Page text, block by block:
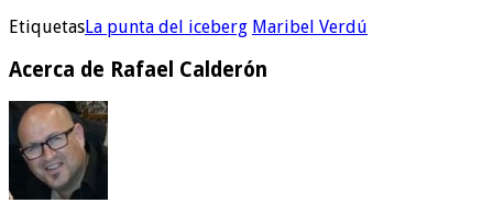
EtiquetasLa punta del iceberg Maribel Verdú
Acerca de Rafael Calderón